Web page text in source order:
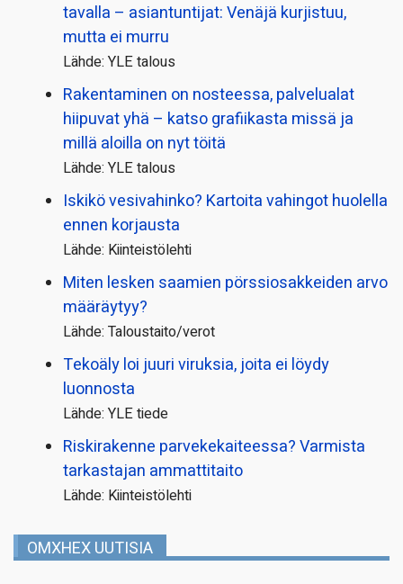
tavalla – asiantuntijat: Venäjä kurjistuu,
mutta ei murru
Lähde: YLE talous
Rakentaminen on nosteessa, palvelualat
hiipuvat yhä – katso grafiikasta missä ja
millä aloilla on nyt töitä
Lähde: YLE talous
Iskikö vesivahinko? Kartoita vahingot huolella
ennen korjausta
Lähde: Kiinteistölehti
Miten lesken saamien pörssi­osakkeiden arvo
määräytyy?
Lähde: Taloustaito/verot
Tekoäly loi juuri viruksia, joita ei löydy
luonnosta
Lähde: YLE tiede
Riskirakenne parvekekaiteessa? Varmista
tarkastajan ammattitaito
Lähde: Kiinteistölehti
OMXHEX UUTISIA